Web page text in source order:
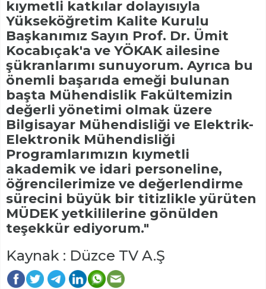
kıymetli katkılar dolayısıyla
Yükseköğretim Kalite Kurulu
Başkanımız Sayın Prof. Dr. Ümit
Kocabıçak'a ve YÖKAK ailesine
şükranlarımı sunuyorum. Ayrıca bu
önemli başarıda emeği bulunan
başta Mühendislik Fakültemizin
değerli yönetimi olmak üzere
Bilgisayar Mühendisliği ve Elektrik-
Elektronik Mühendisliği
Programlarımızın kıymetli
akademik ve idari personeline,
öğrencilerimize ve değerlendirme
sürecini büyük bir titizlikle yürüten
MÜDEK yetkililerine gönülden
teşekkür ediyorum."
Kaynak : Düzce TV A.Ş